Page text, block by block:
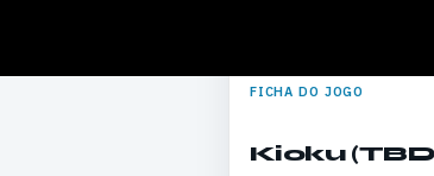
FICHA DO JOGO
Kioku